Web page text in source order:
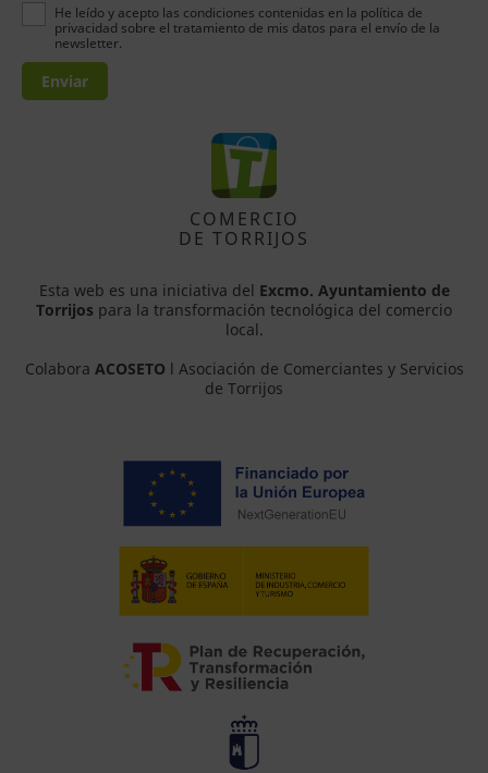
He leído y acepto las condiciones contenidas en la política de
privacidad sobre el tratamiento de mis datos para el envío de la
newsletter.
Enviar
COMERCIO
DE TORRIJOS
Esta web es una iniciativa del Excmo. Ayuntamiento de
Torrijos para la transformación tecnológica del comercio
local.
Colabora ACOSETO l Asociación de Comerciantes y Servicios
de Torrijos